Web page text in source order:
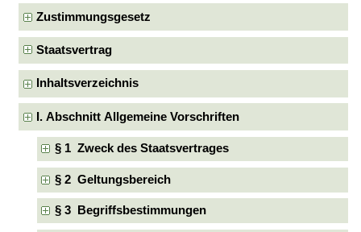
Zustimmungsgesetz
Staatsvertrag
Inhaltsverzeichnis
I. Abschnitt Allgemeine Vorschriften
§ 1 Zweck des Staatsvertrages
§ 2 Geltungsbereich
§ 3 Begriffsbestimmungen